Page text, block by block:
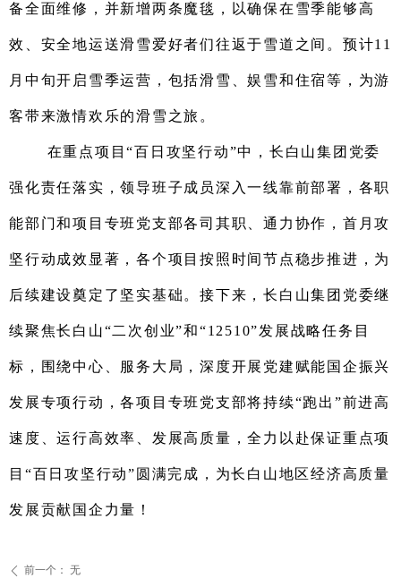
ꄴ 前一个： 无
备全面维修 ， 并新增两条魔毯 ， 以确保在雪季能够高
效、安全地运送滑雪爱好者们往返于雪道之间 。 预计11
月中旬开启雪季运营，包括滑雪、娱雪和住宿等， 为游
客带来激情欢乐的滑雪之旅。
在重点项目“百日攻坚行动”中，长白山集团 党委
强化责任落实，领导班子成员深入一线靠前部署 ， 各职
能部门和项目专班党支部各司其职 通力协作 ， 首月攻
坚行动成效显著 ， 各个项目按照时间节点稳步推进，为
后续建设奠定了坚实基础。 接下来，长白山集团 党委继
续聚焦长白山“二次创业”和“12510”发展战略任务目
标，围绕中心、服务大局 ，深度开展党建赋能国企振兴
发展专项行动，各项目专班党支部将持续“跑出”前进高
速度、运行高效率、发展高质量 ，全力以赴保证重点项
目 “百日攻坚行动” 圆满完成 ， 为长白山地区经济高质量
发展贡献 国企 力量 ！